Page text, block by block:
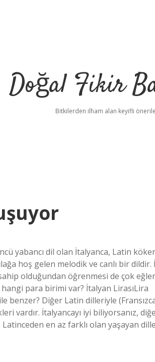
Doğal Fikir
Bitkilerden ilham alan keyifli
yabancı dil olan İtalyanca, Latin
hoş gelen melodik ve canlı bir
olduğundan öğrenmesi de çok
hangi para birimi var? İtalyan LirasıLira
benzer? Diğer Latin dilleriyle
vardır. İtalyancayı iyi biliyorsanız,
en az farklı olan yaşayan